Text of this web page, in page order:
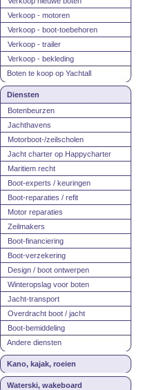
Verkoop - motoren
Verkoop - boot-toebehoren
Verkoop - trailer
Verkoop - bekleding
Boten te koop op Yachtall
Diensten
Botenbeurzen
Jachthavens
Motorboot-/zeilscholen
Jacht charter op Happycharter
Maritiem recht
Boot-experts / keuringen
Boot-reparaties / refit
Motor reparaties
Zeilmakers
Boot-financiering
Boot-verzekering
Design / boot ontwerpen
Winteropslag voor boten
Jacht-transport
Overdracht boot / jacht
Boot-bemiddeling
Andere diensten
Kano, kajak, roeien
Waterski, wakeboard